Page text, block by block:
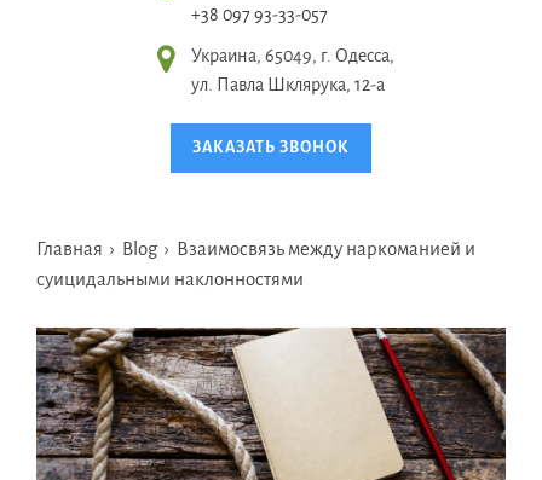
+38 097 93-33-057
Украина, 65049, г. Одесса,
ул. Павла Шклярука, 12-а
ЗАКАЗАТЬ ЗВОНОК
Главная › Blog› Взаимосвязь между наркоманией и
суицидальными наклонностями